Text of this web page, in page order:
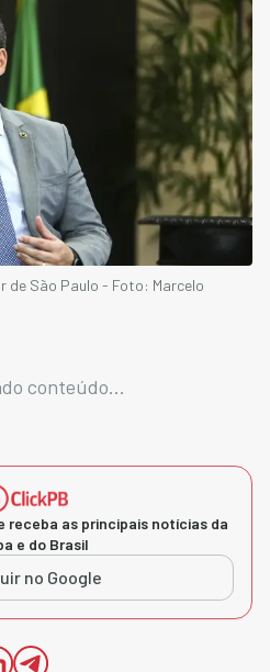
de São Paulo - Foto: Marcelo
conteúdo...
receba as principais notícias da
e do Brasil
no Google